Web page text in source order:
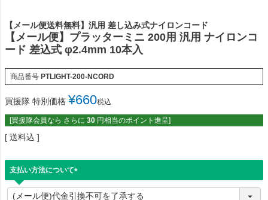
【メール便送料無料】汎用 差し込み式ナイロンコード
【メール便】プラッターミニ 200用 汎用 ナイロンコ
ード 差込式 φ2.4mm 10本入
商品番号 PTLIGHT-200-NCORD
買援隊 特別価格 ¥660税込
[買援隊会員なら さらに 30 円相当のポイント進呈]
送料込
支払い方法について
必